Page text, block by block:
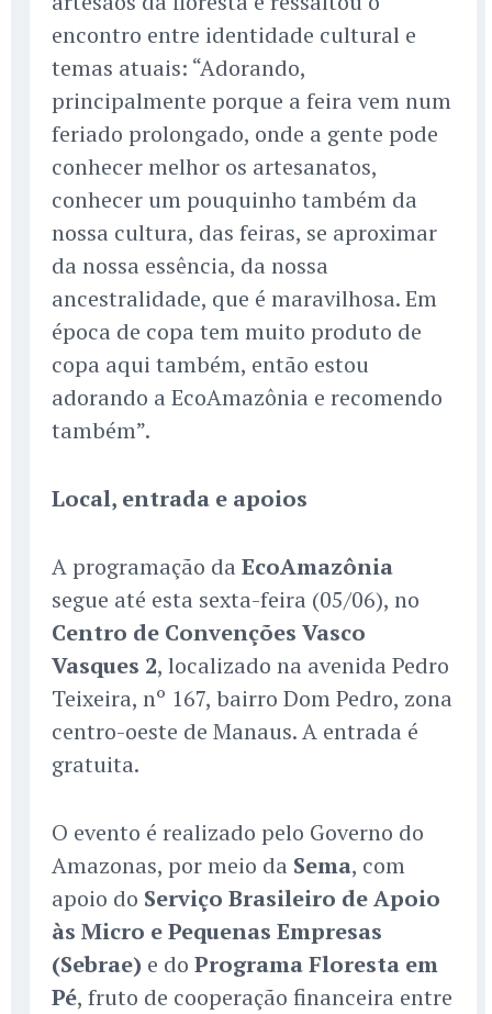
encontro entre identidade cultural e
temas atuais: “Adorando,
principalmente porque a feira vem num
feriado prolongado, onde a gente pode
conhecer melhor os artesanatos,
conhecer um pouquinho também da
nossa cultura, das feiras, se aproximar
da nossa essência, da nossa
ancestralidade, que é maravilhosa. Em
época de copa tem muito produto de
copa aqui também, então estou
adorando a EcoAmazônia e recomendo
também”.
Local, entrada e apoios
A programação da EcoAmazônia
segue até esta sexta-feira (05/06), no
Centro de Convenções Vasco
Vasques 2, localizado na avenida Pedro
Teixeira, nº 167, bairro Dom Pedro, zona
centro-oeste de Manaus. A entrada é
gratuita.
O evento é realizado pelo Governo do
Amazonas, por meio da Sema, com
apoio do Serviço Brasileiro de Apoio
às Micro e Pequenas Empresas
(Sebrae) e do Programa Floresta em
Pé, fruto de cooperação financeira entre